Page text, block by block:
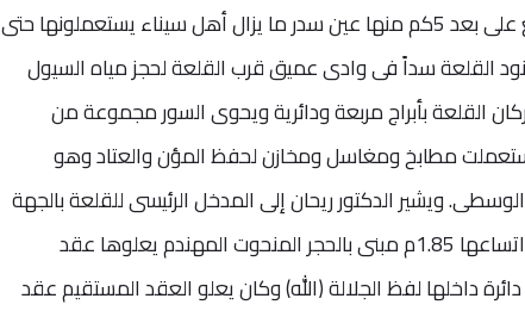
قريبة من مصادر المياه الصالحة للشرب حيث تقع على بعد 5كم منها عين سدر ما يزال أهل سيناء يستعملونها حتى
القلعة سداً فى وادى عميق قرب القلعة لحجز مياه السيول
6.15م،. وقد دعمت أركان القلعة بأبراج مربعة ودائرية ويحوى السور مجموعة من
مطابخ ومغاسل ومخازن لحفظ المؤن والعتاد وهو
ويشير الدكتور ريحان إلى المدخل الرئيسى للقلعة بالجهة
الشمالية الغربية وهو عبارة عن فتحة مستطيلة اتساعها 1.85م مبنى بالحجر المنحوت المهندم يعلوها عقد
داخلها لفظ الجلالة (الله) وكان يعلو العقد المستقيم عقد